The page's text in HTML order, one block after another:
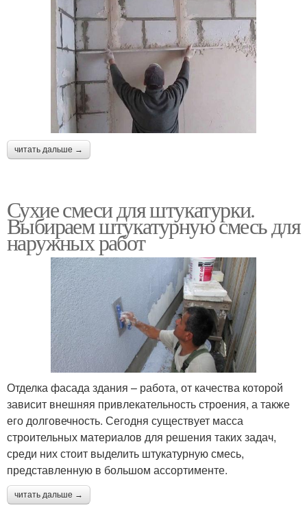
читать дальше →
Сухие смеси для штукатурки.
Выбираем штукатурную смесь для
наружных работ
Отделка фасада здания – работа, от качества которой
зависит внешняя привлекательность строения, а также
его долговечность. Сегодня существует масса
строительных материалов для решения таких задач,
среди них стоит выделить штукатурную смесь,
представленную в большом ассортименте.
читать дальше →